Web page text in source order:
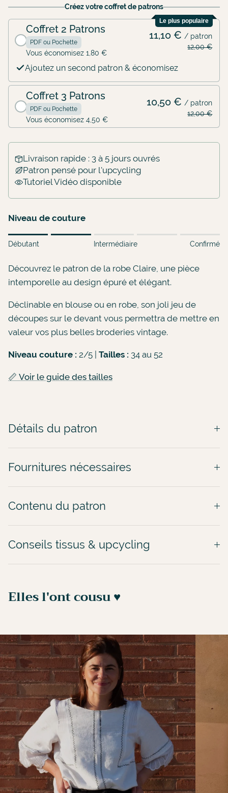
Créez votre coffret de patrons
Le plus populaire
Coffret 2 Patrons
PDF ou Pochette
Vous économisez 1,80 €
11,10 € / patron
12,00 €
Ajoutez un second patron & économisez
Coffret 3 Patrons
PDF ou Pochette
Vous économisez 4,50 €
10,50 € / patron
12,00 €
Livraison rapide : 3 à 5 jours ouvrés
Patron pensé pour l'upcycling
Tutoriel Vidéo disponible
Niveau de couture
Rating of 1 means Débutant.
Rating of 5 means Confirmé.
The rating of this product for "" is 2.
Débutant Intermédiaire Confirmé
Découvrez le patron de la robe Claire, une pièce
intemporelle au design épuré et élégant.
Déclinable en blouse ou en robe, son joli jeu de
découpes sur le devant vous permettra de mettre en
valeur vos plus belles broderies vintage.
Niveau couture : 2/5 | Tailles : 34 au 52
📏 Voir le guide des tailles
Détails du patron
Fournitures nécessaires
Contenu du patron
Conseils tissus & upcycling
Elles l'ont cousu ♥︎